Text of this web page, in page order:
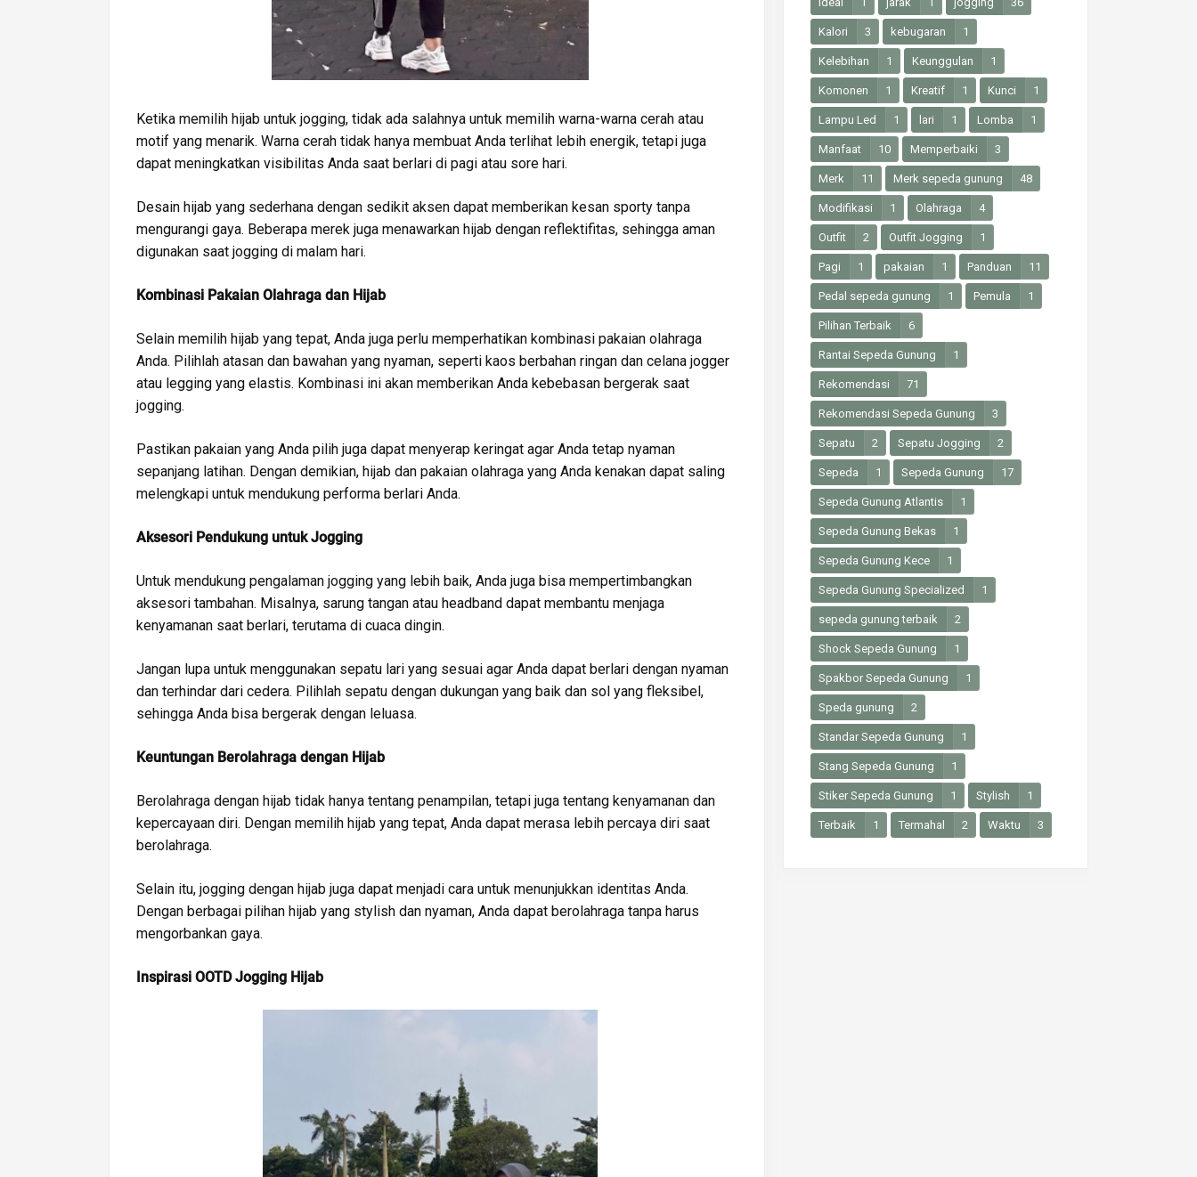
Ketika memilih hijab untuk jogging, tidak ada salahnya untuk memilih warna-warna cerah atau
motif yang menarik. Warna cerah tidak hanya membuat Anda terlihat lebih energik, tetapi juga
dapat meningkatkan visibilitas Anda saat berlari di pagi atau sore hari.
Desain hijab yang sederhana dengan sedikit aksen dapat memberikan kesan sporty tanpa
mengurangi gaya. Beberapa merek juga menawarkan hijab dengan reflektifitas, sehingga aman
digunakan saat jogging di malam hari.
Kombinasi Pakaian Olahraga dan Hijab
Selain memilih hijab yang tepat, Anda juga perlu memperhatikan kombinasi pakaian olahraga
Anda. Pilihlah atasan dan bawahan yang nyaman, seperti kaos berbahan ringan dan celana jogger
atau legging yang elastis. Kombinasi ini akan memberikan Anda kebebasan bergerak saat
jogging.
Pastikan pakaian yang Anda pilih juga dapat menyerap keringat agar Anda tetap nyaman
sepanjang latihan. Dengan demikian, hijab dan pakaian olahraga yang Anda kenakan dapat saling
melengkapi untuk mendukung performa berlari Anda.
Aksesori Pendukung untuk Jogging
Untuk mendukung pengalaman jogging yang lebih baik, Anda juga bisa mempertimbangkan
aksesori tambahan. Misalnya, sarung tangan atau headband dapat membantu menjaga
kenyamanan saat berlari, terutama di cuaca dingin.
Jangan lupa untuk menggunakan sepatu lari yang sesuai agar Anda dapat berlari dengan nyaman
dan terhindar dari cedera. Pilihlah sepatu dengan dukungan yang baik dan sol yang fleksibel,
sehingga Anda bisa bergerak dengan leluasa.
Keuntungan Berolahraga dengan Hijab
Berolahraga dengan hijab tidak hanya tentang penampilan, tetapi juga tentang kenyamanan dan
kepercayaan diri. Dengan memilih hijab yang tepat, Anda dapat merasa lebih percaya diri saat
berolahraga.
Selain itu, jogging dengan hijab juga dapat menjadi cara untuk menunjukkan identitas Anda.
Dengan berbagai pilihan hijab yang stylish dan nyaman, Anda dapat berolahraga tanpa harus
mengorbankan gaya.
Inspirasi OOTD Jogging Hijab
Kalori 3 kebugaran 1
Kelebihan 1 Keunggulan 1
Komonen 1 Kreatif 1 Kunci 1
Lampu Led 1 lari 1 Lomba 1
Manfaat 10 Memperbaiki 3
Merk 11 Merk sepeda gunung 48
Modifikasi 1 Olahraga 4
Outfit 2 Outfit Jogging 1
Pagi 1 pakaian 1 Panduan 11
Pedal sepeda gunung 1 Pemula 1
Pilihan Terbaik 6
Rantai Sepeda Gunung 1
Rekomendasi 71
Rekomendasi Sepeda Gunung 3
Sepatu 2 Sepatu Jogging 2
Sepeda 1 Sepeda Gunung 17
Sepeda Gunung Atlantis 1
Sepeda Gunung Bekas 1
Sepeda Gunung Kece 1
Sepeda Gunung Specialized 1
sepeda gunung terbaik 2
Shock Sepeda Gunung 1
Spakbor Sepeda Gunung 1
Speda gunung 2
Standar Sepeda Gunung 1
Stang Sepeda Gunung 1
Stiker Sepeda Gunung 1 Stylish 1
Terbaik 1 Termahal 2 Waktu 3